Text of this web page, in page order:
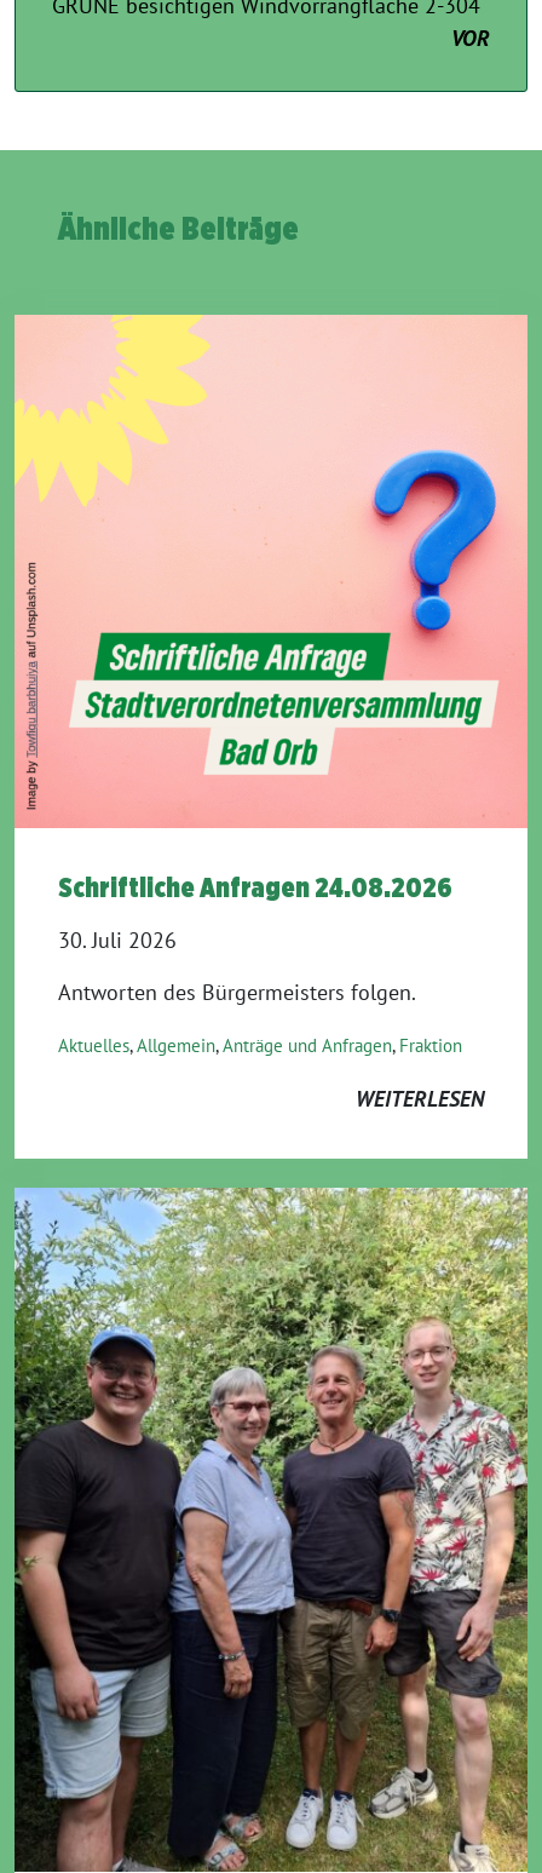
VOR
Ähnliche Beiträge
Schriftliche Anfragen 24.08.2026
30. Juli 2026
Antworten des Bürgermeisters folgen.
Aktuelles,Allgemein,Anträge und Anfragen, Fraktion
WEITERLESEN